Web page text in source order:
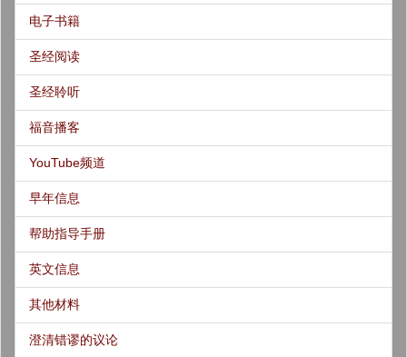
电子书籍
圣经阅读
圣经聆听
福音播客
YouTube频道
早年信息
帮助指导手册
英文信息
其他材料
澄清错谬的议论